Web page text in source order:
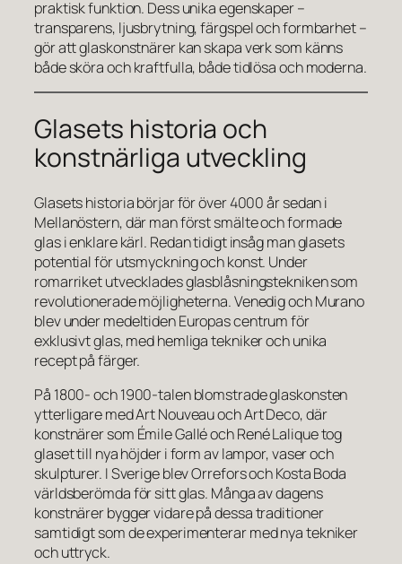
praktisk funktion. Dess unika egenskaper –
transparens, ljusbrytning, färgspel och formbarhet –
gör att glaskonstnärer kan skapa verk som känns
både sköra och kraftfulla, både tidlösa och moderna.
Glasets historia och
konstnärliga utveckling
Glasets historia börjar för över 4000 år sedan i
Mellanöstern, där man först smälte och formade
glas i enklare kärl. Redan tidigt insåg man glasets
potential för utsmyckning och konst. Under
romarriket utvecklades glasblåsningstekniken som
revolutionerade möjligheterna. Venedig och Murano
blev under medeltiden Europas centrum för
exklusivt glas, med hemliga tekniker och unika
recept på färger.
På 1800- och 1900-talen blomstrade glaskonsten
ytterligare med Art Nouveau och Art Deco, där
konstnärer som Émile Gallé och René Lalique tog
glaset till nya höjder i form av lampor, vaser och
skulpturer. I Sverige blev Orrefors och Kosta Boda
världsberömda för sitt glas. Många av dagens
konstnärer bygger vidare på dessa traditioner
samtidigt som de experimenterar med nya tekniker
och uttryck.